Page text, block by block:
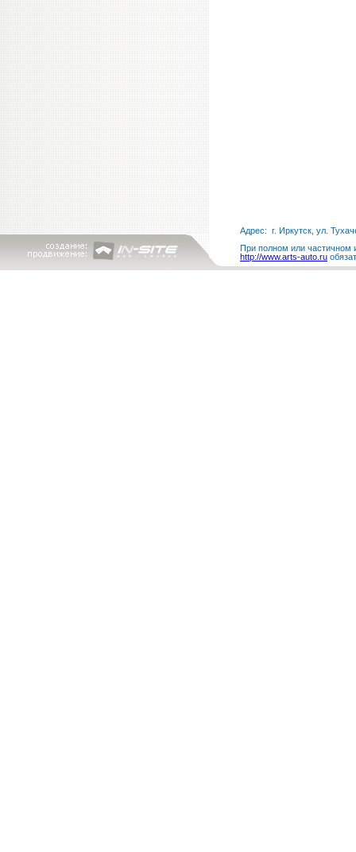
Адрес: г. Иркутск, ул.
При полном или частичном
http://www.arts-auto.ru